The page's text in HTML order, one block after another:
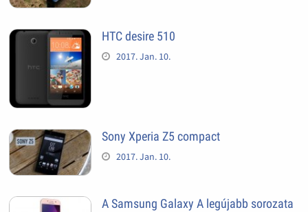
HTC desire 510
2017. Jan. 10.
Sony Xperia Z5 compact
2017. Jan. 10.
A Samsung Galaxy A legújabb sorozata